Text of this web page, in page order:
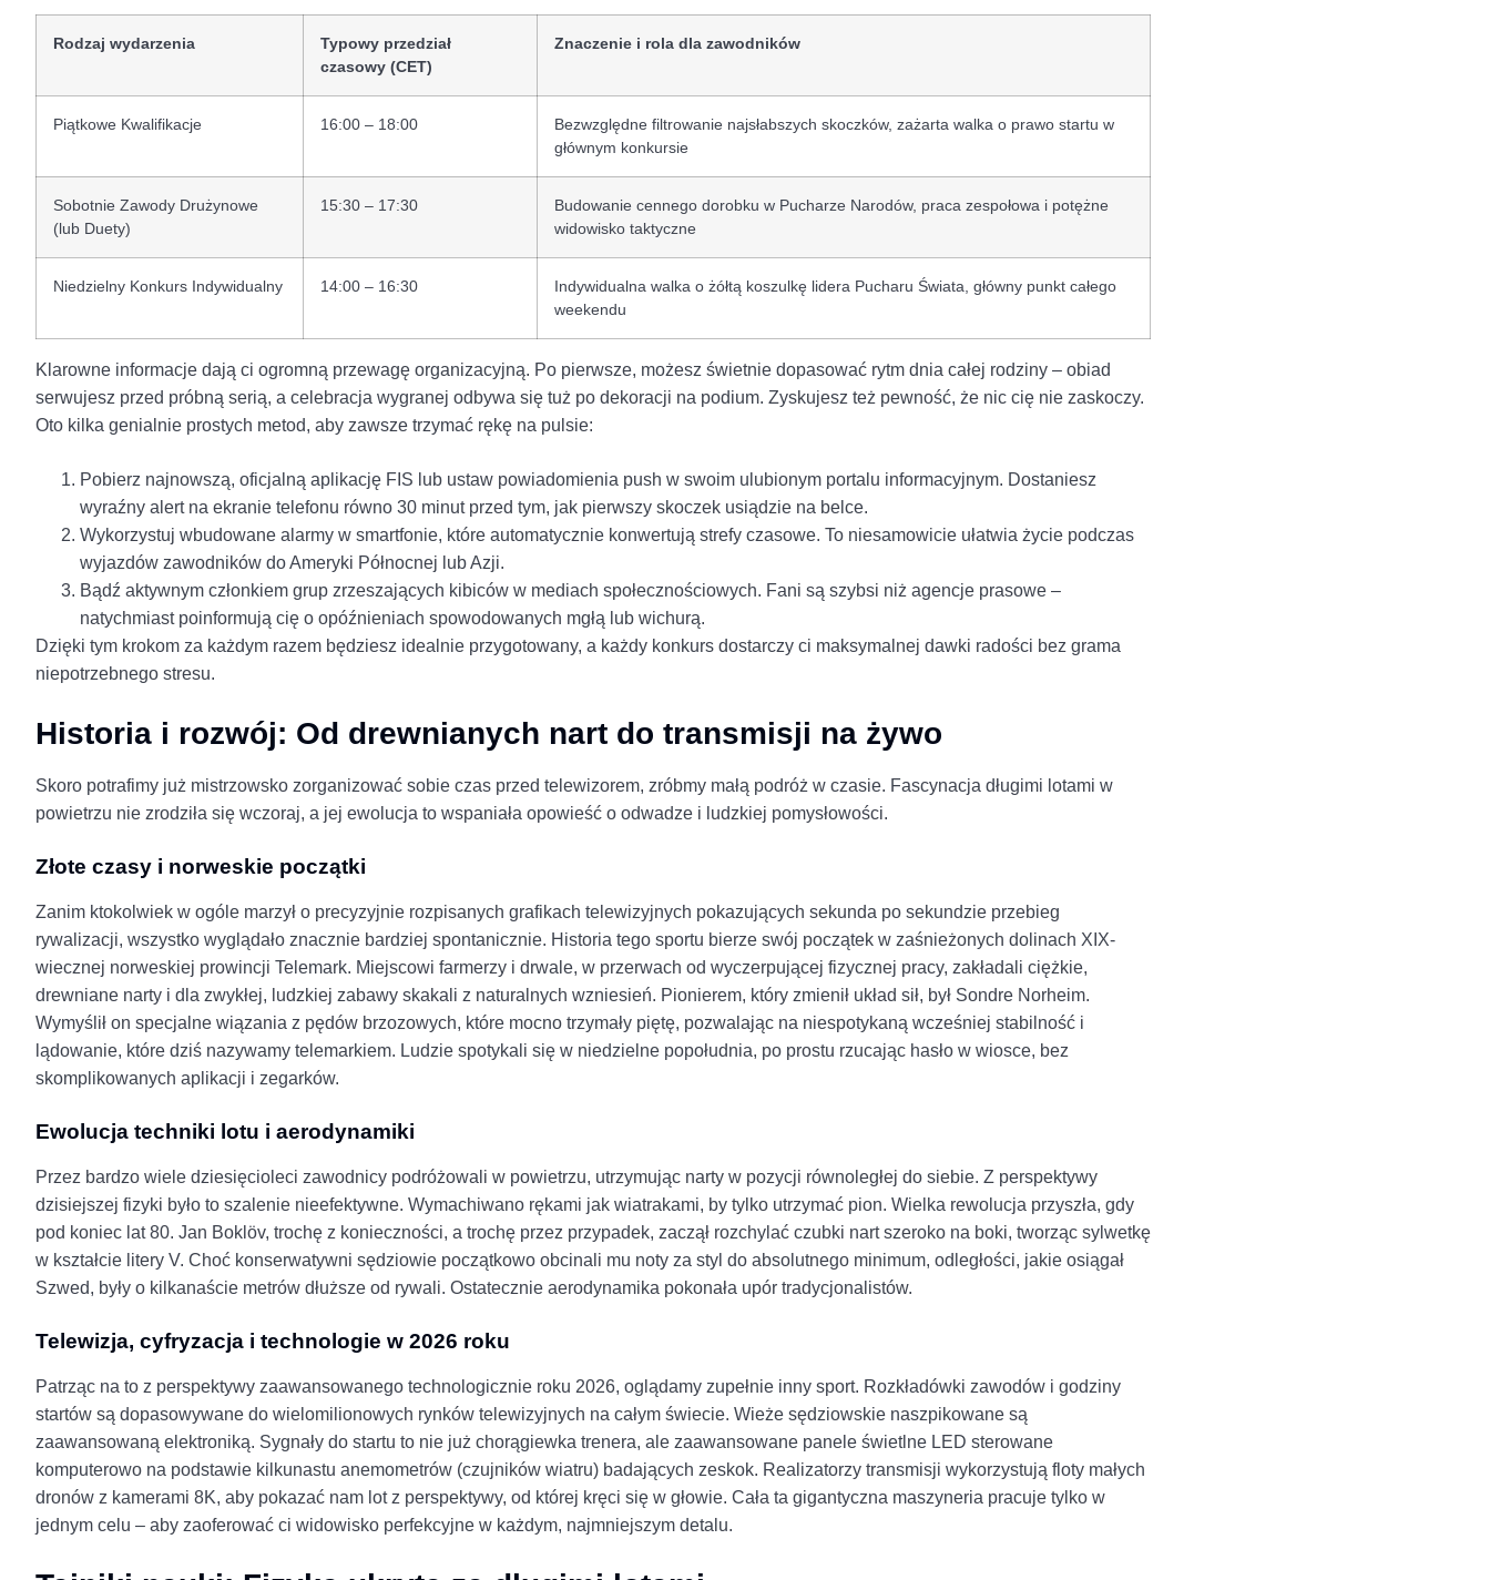
Rodzaj wydarzenia
Typowy przedział
czasowy (CET)
Znaczenie i rola dla zawodników
Piątkowe Kwalifikacje 16:00 – 18:00
Bezwzględne filtrowanie najsłabszych skoczków, zażarta walka o prawo startu w
głównym konkursie
Sobotnie Zawody Drużynowe
(lub Duety)
15:30 – 17:30
Budowanie cennego dorobku w Pucharze Narodów, praca zespołowa i potężne
widowisko taktyczne
Niedzielny Konkurs Indywidualny 14:00 – 16:30
Indywidualna walka o żółtą koszulkę lidera Pucharu Świata, główny punkt całego
weekendu
Klarowne informacje dają ci ogromną przewagę organizacyjną. Po pierwsze, możesz świetnie dopasować rytm dnia całej rodziny – obiad
serwujesz przed próbną serią, a celebracja wygranej odbywa się tuż po dekoracji na podium. Zyskujesz też pewność, że nic cię nie zaskoczy.
Oto kilka genialnie prostych metod, aby zawsze trzymać rękę na pulsie:
Pobierz najnowszą, oficjalną aplikację FIS lub ustaw powiadomienia push w swoim ulubionym portalu informacyjnym. Dostaniesz
wyraźny alert na ekranie telefonu równo 30 minut przed tym, jak pierwszy skoczek usiądzie na belce.
Wykorzystuj wbudowane alarmy w smartfonie, które automatycznie konwertują strefy czasowe. To niesamowicie ułatwia życie podczas
wyjazdów zawodników do Ameryki Północnej lub Azji.
Bądź aktywnym członkiem grup zrzeszających kibiców w mediach społecznościowych. Fani są szybsi niż agencje prasowe –
natychmiast poinformują cię o opóźnieniach spowodowanych mgłą lub wichurą.
Dzięki tym krokom za każdym razem będziesz idealnie przygotowany, a każdy konkurs dostarczy ci maksymalnej dawki radości bez grama
niepotrzebnego stresu.
Historia i rozwój: Od drewnianych nart do transmisji na żywo
Skoro potrafimy już mistrzowsko zorganizować sobie czas przed telewizorem, zróbmy małą podróż w czasie. Fascynacja długimi lotami w
powietrzu nie zrodziła się wczoraj, a jej ewolucja to wspaniała opowieść o odwadze i ludzkiej pomysłowości.
Złote czasy i norweskie początki
Zanim ktokolwiek w ogóle marzył o precyzyjnie rozpisanych grafikach telewizyjnych pokazujących sekunda po sekundzie przebieg
rywalizacji, wszystko wyglądało znacznie bardziej spontanicznie. Historia tego sportu bierze swój początek w zaśnieżonych dolinach XIX-
wiecznej norweskiej prowincji Telemark. Miejscowi farmerzy i drwale, w przerwach od wyczerpującej fizycznej pracy, zakładali ciężkie,
drewniane narty i dla zwykłej, ludzkiej zabawy skakali z naturalnych wzniesień. Pionierem, który zmienił układ sił, był Sondre Norheim.
Wymyślił on specjalne wiązania z pędów brzozowych, które mocno trzymały piętę, pozwalając na niespotykaną wcześniej stabilność i
lądowanie, które dziś nazywamy telemarkiem. Ludzie spotykali się w niedzielne popołudnia, po prostu rzucając hasło w wiosce, bez
skomplikowanych aplikacji i zegarków.
Ewolucja techniki lotu i aerodynamiki
Przez bardzo wiele dziesięcioleci zawodnicy podróżowali w powietrzu, utrzymując narty w pozycji równoległej do siebie. Z perspektywy
dzisiejszej fizyki było to szalenie nieefektywne. Wymachiwano rękami jak wiatrakami, by tylko utrzymać pion. Wielka rewolucja przyszła, gdy
pod koniec lat 80. Jan Boklöv, trochę z konieczności, a trochę przez przypadek, zaczął rozchylać czubki nart szeroko na boki, tworząc sylwetkę
w kształcie litery V. Choć konserwatywni sędziowie początkowo obcinali mu noty za styl do absolutnego minimum, odległości, jakie osiągał
Szwed, były o kilkanaście metrów dłuższe od rywali. Ostatecznie aerodynamika pokonała upór tradycjonalistów.
Telewizja, cyfryzacja i technologie w 2026 roku
Patrząc na to z perspektywy zaawansowanego technologicznie roku 2026, oglądamy zupełnie inny sport. Rozkładówki zawodów i godziny
startów są dopasowywane do wielomilionowych rynków telewizyjnych na całym świecie. Wieże sędziowskie naszpikowane są
zaawansowaną elektroniką. Sygnały do startu to nie już chorągiewka trenera, ale zaawansowane panele świetlne LED sterowane
komputerowo na podstawie kilkunastu anemometrów (czujników wiatru) badających zeskok. Realizatorzy transmisji wykorzystują floty małych
dronów z kamerami 8K, aby pokazać nam lot z perspektywy, od której kręci się w głowie. Cała ta gigantyczna maszyneria pracuje tylko w
jednym celu – aby zaoferować ci widowisko perfekcyjne w każdym, najmniejszym detalu.